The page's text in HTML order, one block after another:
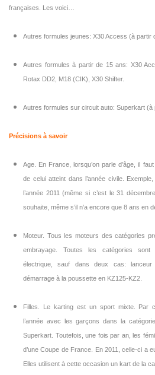
françaises. Les voici…
Autres formules jeunes: X30 Access (à partir
Autres formules à partir de 15 ans: X30
Rotax DD2, M18 (CIK), X30 Shifter.
Autres formules sur circuit auto: Superkart (à
Précisions à savoir
Age. En France, lorsqu’on parle d’âge, il
de celui atteint dans l’année civile.
l’année 2011 (même si c’est le 31
souhaite, même s’il n’a encore que 8 ans en
Moteur. Tous les moteurs des catégories
embrayage. Toutes les catégories sont
électrique, sauf dans deux cas:
démarrage à la poussette en KZ125-KZ2.
Filles. Le karting est un sport mixte. Par
l’année avec les garçons dans la
Superkart. Toutefois, une fois par an, les
d’une Coupe de France. En 2011, celle-ci a
Elles utilisent à cette occasion un kart de la